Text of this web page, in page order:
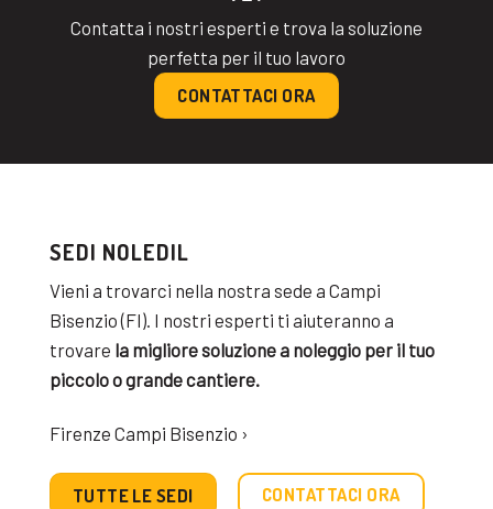
Contatta i nostri esperti e trova la soluzione
perfetta per il tuo lavoro
CONTATTACI ORA
SEDI NOLEDIL
Vieni a trovarci nella nostra sede a Campi
Bisenzio (FI). I nostri esperti ti aiuteranno a
trovare la migliore soluzione a noleggio per il tuo
piccolo o grande cantiere.
Firenze Campi Bisenzio ›
TUTTE LE SEDI CONTATTACI ORA